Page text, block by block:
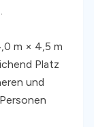
m × 4,5 m
Platz
und